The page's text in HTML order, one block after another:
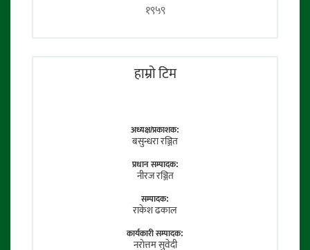
१९५९
हाम्राे टिम
अध्यक्ष/प्रकाशक:
बसुन्धरा रञ्जित
प्रधान सम्पादक:
नीरज रञ्जित
सम्पादक:
राकेश ढकाल
कार्यकारी सम्पादक:
नराेत्तम सुवेदी